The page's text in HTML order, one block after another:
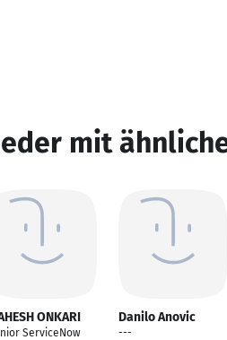
mit
ONKARI
ServiceNow
Danilo Anovic
---